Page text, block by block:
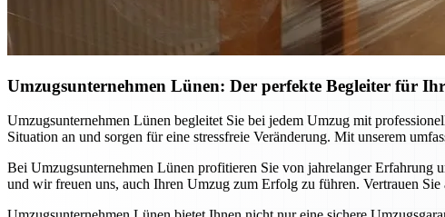
Umzugsunternehmen Lünen: Der perfekte Begleiter für
Umzugsunternehmen Lünen begleitet Sie bei jedem Umzug mit
Situation an und sorgen für eine stressfreie Veränderung. Mit unserem
Bei Umzugsunternehmen Lünen profitieren Sie von jahrelanger Erfahrung
und wir freuen uns, auch Ihren Umzug zum Erfolg zu führen. Vertrauen